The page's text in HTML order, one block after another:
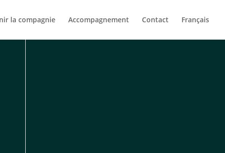
la compagnie Accompagnement Contact Français